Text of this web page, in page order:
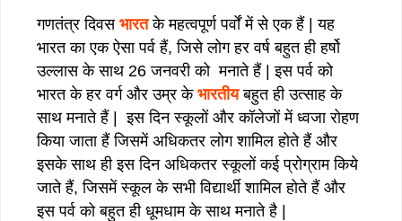
गणतंत्र दिवस भारतके महत्वपूर्ण पर्वों में से एक हैं | यह
भारत का एक ऐसा पर्व हैं, जिसे लोग हर वर्ष बहुत ही हर्षो
उल्लास के साथ 26 जनवरी को मनाते हैं | इस पर्व को
भारत के हर वर्ग और उम्र के भारतीयबहुत ही उत्साह के
साथ मनाते हैं | इस दिन स्कूलों और कॉलेजों में ध्वजा रोहण
किया जाता हैं जिसमें अधिकतर लोग शामिल होते हैं और
इसके साथ ही इस दिन अधिकतर स्कूलों कई प्रोग्राम किये
जाते हैं, जिसमें स्कूल के सभी विद्यार्थी शामिल होते हैं और
इस पर्व को बहुत ही धूमधाम के साथ मनाते है |